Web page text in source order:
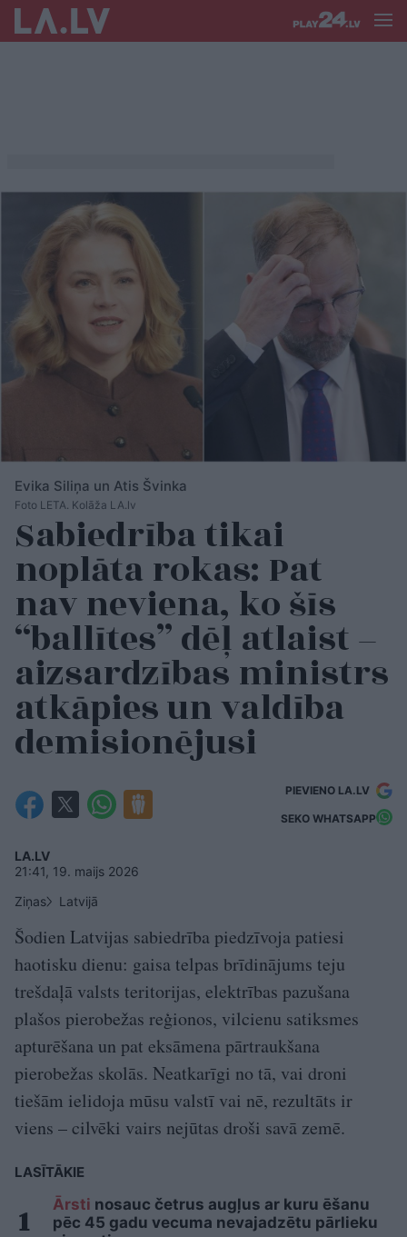
Evika Siliņa un Atis Švinka
Foto LETA. Kolāža LA.lv
Sabiedrība tikai
noplāta rokas: Pat
nav neviena, ko šīs
“ballītes” dēļ atlaist –
aizsardzības ministrs
atkāpies un valdība
demisionējusi
PIEVIENO LA.LV
SEKO WHATSAPP
LA.LV
21:41, 19. maijs 2026
Ziņas
Latvijā
Šodien Latvijas sabiedrība piedzīvoja patiesi
haotisku dienu: gaisa telpas brīdinājums teju
trešdaļā valsts teritorijas, elektrības pazušana
plašos pierobežas reģionos, vilcienu satiksmes
apturēšana un pat eksāmena pārtraukšana
pierobežas skolās. Neatkarīgi no tā, vai droni
tiešām ielidoja mūsu valstī vai nē, rezultāts ir
viens – cilvēki vairs nejūtas droši savā zemē.
LASĪTĀKIE
Ārsti nosauc četrus augļus ar kuru ēšanu
pēc 45 gadu vecuma nevajadzētu pārlieku